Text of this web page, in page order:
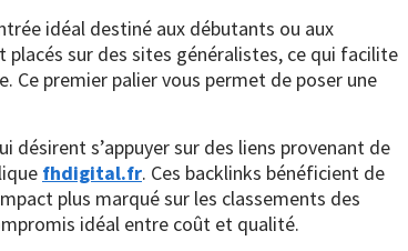
idéal destiné aux débutants ou aux
sur des sites généralistes, ce qui facilite
Ce premier palier vous permet de poser une
désirent s’appuyer sur des liens provenant de
fhdigital.fr. Ces backlinks bénéficient de
plus marqué sur les classements des
idéal entre coût et qualité.